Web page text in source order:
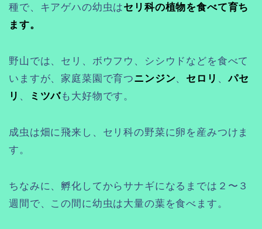
種で、キアゲハの幼虫はセリ科の植物を食べて育ち
ます。
野山では、セリ、ボウフウ、シシウドなどを食べて
いますが、家庭菜園で育つニンジン、 セロリ 、パセ
リ 、 ミツバも大好物です。
成虫は畑に飛来し、セリ科の野菜に卵を産みつけま
す。
ちなみに、孵化してからサナギになるまでは２〜３
週間で、この間に幼虫は大量の葉を食べます。